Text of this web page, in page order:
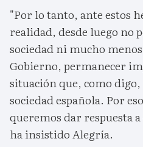
"Por lo tanto, ante estos
realidad, desde luego no
sociedad ni mucho
Gobierno, permanecer
situación que, como
sociedad española. Por
queremos dar respuesta
ha insistido Alegría.